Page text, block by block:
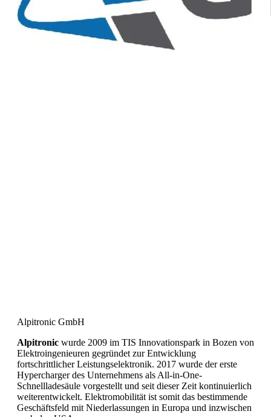
Alpitronic GmbH
Alpitronic wurde 2009 im TIS Innovationspark in Bozen von
Elektroingenieuren gegründet zur Entwicklung
fortschrittlicher Leistungselektronik. 2017 wurde der erste
Hypercharger des Unternehmens als All-in-One-
Schnellladesäule vorgestellt und seit dieser Zeit kontinuierlich
weiterentwickelt. Elektromobilität ist somit das bestimmende
Geschäftsfeld mit Niederlassungen in Europa und inzwischen